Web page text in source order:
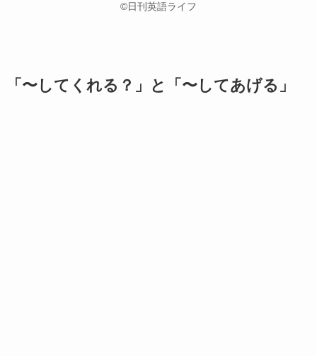
©日刊英語ライフ
「〜してくれる？」と「〜してあげる」